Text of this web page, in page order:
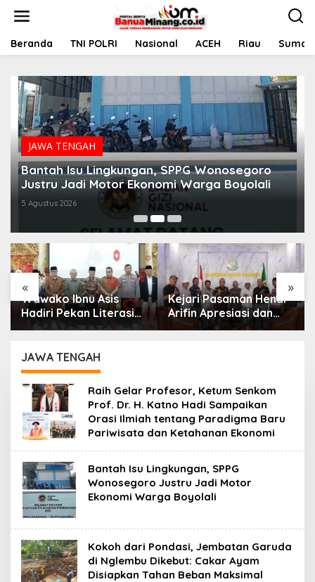
t
Beranda TNI POLRI Nasional ACEH Riau
JAWA TENGAH
Bantah Isu Lingkungan, SPPG Wonosegoro
Justru Jadi Motor Ekonomi Warga Boyolali
5 Agustus 2026
« »
Wawako Ibnu Asis
Hadiri Pekan Literasi
Peringati 124 Tahun
Kejari Pasaman Hendi
Arifin Apresiasi dan
Dukung Kehadiran
JAWA TENGAH
Raih Gelar Profesor, Ketum Senkom
Prof. Dr. H. Katno Hadi Sampaikan
Orasi Ilmiah tentang Paradigma Baru
Pariwisata dan Ketahanan Ekonomi
Bantah Isu Lingkungan, SPPG
Wonosegoro Justru Jadi Motor
Ekonomi Warga Boyolali
Kokoh dari Pondasi, Jembatan Garuda
di Nglembu Dikebut: Cakar Ayam
Disiapkan Tahan Beban Maksimal